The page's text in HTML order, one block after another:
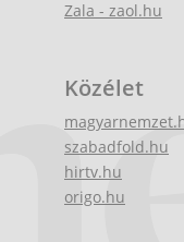
Zala - zaol.hu
Közélet
szabadfold.hu
hirtv.hu
origo.hu